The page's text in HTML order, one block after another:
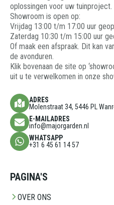
oplossingen voor uw tuinproject.
Showroom is open op:
Vrijdag 13:00 t/m 17:00 uur
Zaterdag 10:30 t/m 15:00 uur
Of maak een afspraak. Dit kan
de avonduren.
Klik bovenaan de site op
uit u te verwelkomen in onze
ADRES
Molenstraat 34, 5446 PL
E-MAILADRES
info@majorgarden.nl
WHATSAPP
+31 6 45 61 14 57
PAGINA'S
OVER ONS